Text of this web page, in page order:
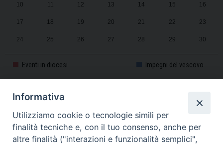
10 11 12 13 14 15 16
17 18 19 20 21 22 23
24 25 26 27 28 29 30
31 1 2 3 4 5 6
Eventi in diocesi Impegni del vescovo
CALENDARIO PASTORALE 2025-2026
Informativa
Utilizziamo cookie o tecnologie simili per
finalità tecniche e, con il tuo consenso, anche per
altre finalità ("interazioni e funzionalità semplici",